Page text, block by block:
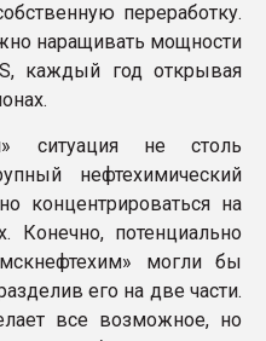
переработку.
наращивать мощности
каждый год открывая
ситуация не столь
нефтехимический
концентрироваться на
Конечно, потенциально
могли бы
его на две части.
все возможное, но